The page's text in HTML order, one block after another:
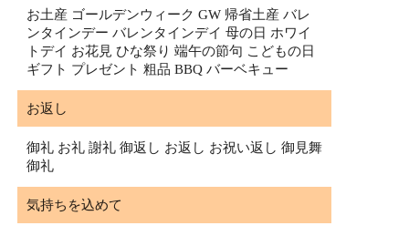
お土産 ゴールデンウィーク GW 帰省土産 バレ
ンタインデー バレンタインデイ 母の日 ホワイ
トデイ お花見 ひな祭り 端午の節句 こどもの日
ギフト プレゼント 粗品 BBQ バーベキュー
お返し
御礼 お礼 謝礼 御返し お返し お祝い返し 御見舞
御礼
気持ちを込めて